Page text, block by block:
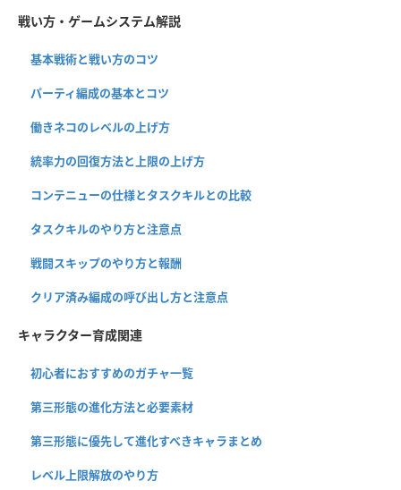
戦い方・ゲームシステム解説
基本戦術と戦い方のコツ
パーティ編成の基本とコツ
働きネコのレベルの上げ方
統率力の回復方法と上限の上げ方
コンテニューの仕様とタスクキルとの比較
タスクキルのやり方と注意点
戦闘スキップのやり方と報酬
クリア済み編成の呼び出し方と注意点
キャラクター育成関連
初心者におすすめのガチャ一覧
第三形態の進化方法と必要素材
第三形態に優先して進化すべきキャラまとめ
レベル上限解放のやり方